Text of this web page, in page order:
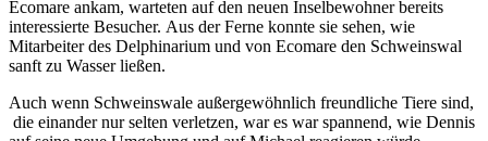
Ecomare ankam, warteten auf den neuen Inselbewohner bereits
interessierte Besucher. Aus der Ferne konnte sie sehen, wie
Mitarbeiter des Delphinarium und von Ecomare den Schweinswal
sanft zu Wasser ließen.
Auch wenn Schweinswale außergewöhnlich freundliche Tiere sind,
die einander nur selten verletzen, war es war spannend, wie Dennis